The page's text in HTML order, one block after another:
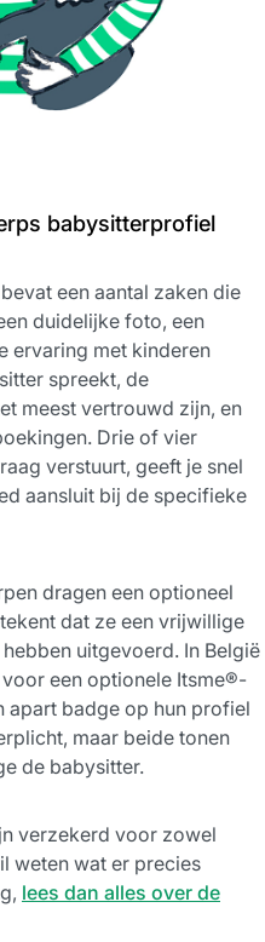
babysitterprofiel
een aantal zaken die
duidelijke foto, een
ervaring met kinderen
spreekt, de
meest vertrouwd zijn, en
Drie of vier
verstuurt, geeft je snel
aansluit bij de specifieke
dragen een optioneel
dat ze een vrijwillige
uitgevoerd. In België
een optionele Itsme®-
apart badge op hun profiel
maar beide tonen
de babysitter.
verzekerd voor zowel
weten wat er precies
lees dan alles over de